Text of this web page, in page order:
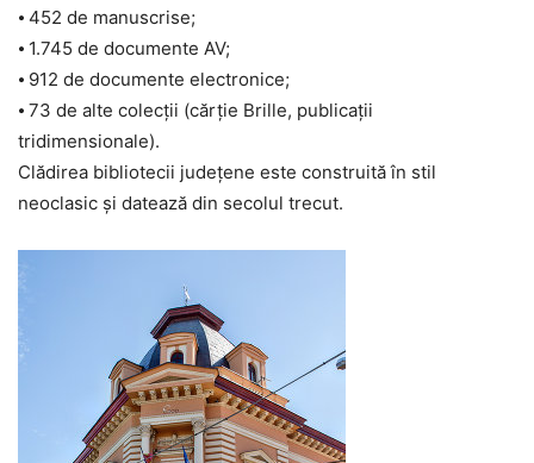
⦁ 452 de manuscrise;
⦁ 1.745 de documente AV;
⦁ 912 de documente electronice;
⦁ 73 de alte colecţii (cărţie Brille, publicaţii
tridimensionale).
Clădirea bibliotecii judeţene este construită în stil
neoclasic şi datează din secolul trecut.